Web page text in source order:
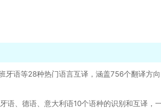
语等28种热门语言互译，涵盖756个翻译方
、德语、意大利语10个语种的识别和互译，